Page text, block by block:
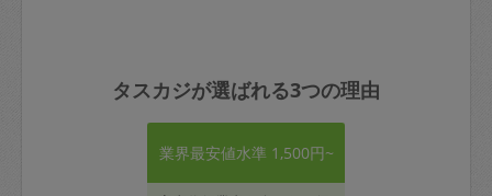
タスカジが選ばれる3つの理由
業界最安値水準 1,500円~